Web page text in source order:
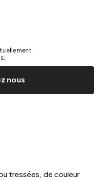
nous
tressées, de couleur